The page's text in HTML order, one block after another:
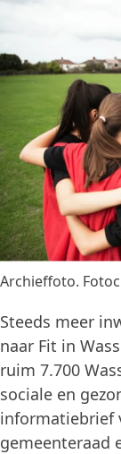
Archieffoto.
Steeds meer
naar Fit in
ruim 7.700
sociale en
informatiebrief
gemeenteraad